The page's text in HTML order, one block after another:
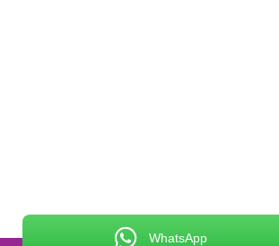
WhatsApp